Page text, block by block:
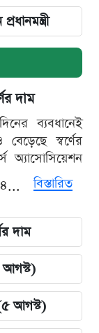
দাম
ব্যবধানেই
স্বর্ণের
অ্যাসোসিয়েশন
৪...
বিস্তারিত
দাম
আগস্ট)
আগস্ট)